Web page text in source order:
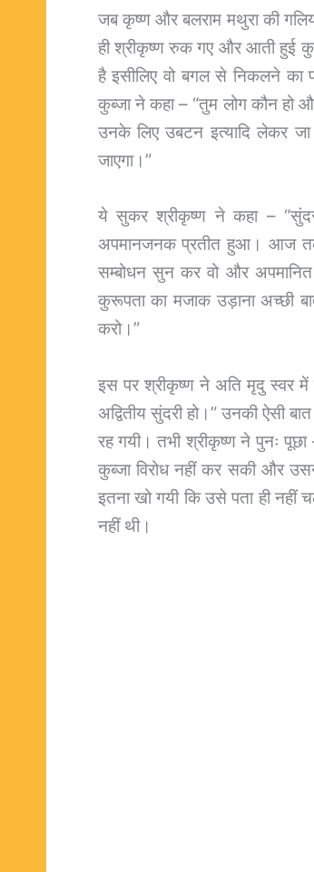
जब कृष्ण और बलराम मथुरा की
ही श्रीकृष्ण रुक गए और आती हुई
है इसीलिए वो बगल से निकलने
कुब्जा ने कहा – “तुम लोग कौन हो
उनके लिए उबटन इत्यादि लेकर जा
जाएगा।”
ये सुकर श्रीकृष्ण ने कहा –
अपमानजनक प्रतीत हुआ। आज
सम्बोधन सुन कर वो और
कुरूपता का मजाक उड़ाना अच्छी
करो।”
इस पर श्रीकृष्ण ने अति मृदु स्वर में
अद्वितीय सुंदरी हो।” उनकी ऐसी
रह गयी। तभी श्रीकृष्ण ने पुनः
कुब्जा विरोध नहीं कर सकी और
इतना खो गयी कि उसे पता ही नहीं
नहीं थी।